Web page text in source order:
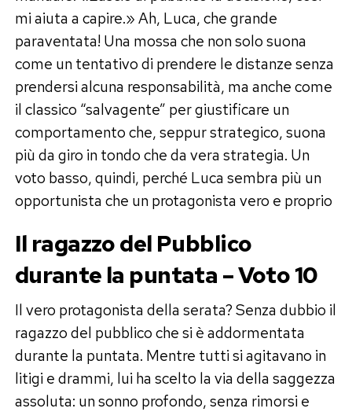
mi aiuta a capire.» Ah, Luca, che grande
paraventata! Una mossa che non solo suona
come un tentativo di prendere le distanze senza
prendersi alcuna responsabilità, ma anche come
il classico “salvagente” per giustificare un
comportamento che, seppur strategico, suona
più da giro in tondo che da vera strategia. Un
voto basso, quindi, perché Luca sembra più un
opportunista che un protagonista vero e proprio
Il ragazzo del Pubblico
durante la puntata – Voto 10
Il vero protagonista della serata? Senza dubbio il
ragazzo del pubblico che si è addormentata
durante la puntata. Mentre tutti si agitavano in
litigi e drammi, lui ha scelto la via della saggezza
assoluta: un sonno profondo, senza rimorsi e